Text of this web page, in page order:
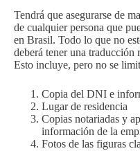
Tendrá que asegurarse de
de cualquier persona que
en Brasil. Todo lo que no
deberá tener una traducción
Esto incluye, pero no se
Copia del DNI e
Lugar de residencia
Copias notariadas y
información de la
Fotos de las figuras